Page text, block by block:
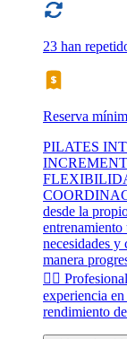
23 han
Reserva
PILATES
desde la
entrenamiento
necesidades
manera
🧘‍♀️
experiencia
rendimiento